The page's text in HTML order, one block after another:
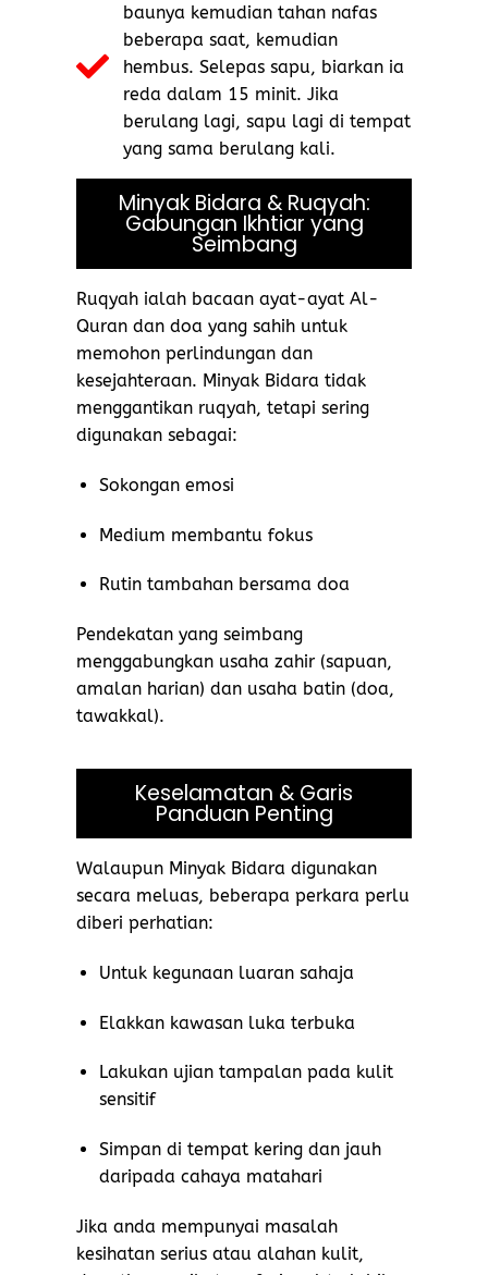
baunya kemudian tahan nafas
beberapa saat, kemudian
hembus. Selepas sapu, biarkan ia
reda dalam 15 minit. Jika
berulang lagi, sapu lagi di tempat
yang sama berulang kali.
Minyak Bidara & Ruqyah:
Gabungan Ikhtiar yang
Seimbang
Ruqyah ialah bacaan ayat-ayat Al-
Quran dan doa yang sahih untuk
memohon perlindungan dan
kesejahteraan. Minyak Bidara tidak
menggantikan ruqyah, tetapi sering
digunakan sebagai:
Sokongan emosi
Medium membantu fokus
Rutin tambahan bersama doa
Pendekatan yang seimbang
menggabungkan usaha zahir (sapuan,
amalan harian) dan usaha batin (doa,
tawakkal).
Keselamatan & Garis
Panduan Penting
Walaupun Minyak Bidara digunakan
secara meluas, beberapa perkara perlu
diberi perhatian:
Untuk kegunaan luaran sahaja
Elakkan kawasan luka terbuka
Lakukan ujian tampalan pada kulit
sensitif
Simpan di tempat kering dan jauh
daripada cahaya matahari
Jika anda mempunyai masalah
kesihatan serius atau alahan kulit,